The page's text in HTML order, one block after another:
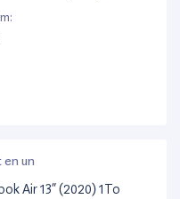
en un
Air 13” (2020) 1To